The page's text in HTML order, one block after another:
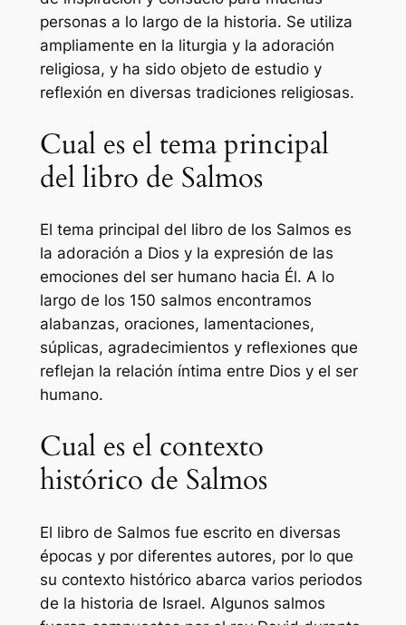
personas a lo largo de la historia. Se utiliza
ampliamente en la liturgia y la adoración
religiosa, y ha sido objeto de estudio y
reflexión en diversas tradiciones religiosas.
Cual es el tema principal
del libro de Salmos
El tema principal del libro de los Salmos es
la adoración a Dios y la expresión de las
emociones del ser humano hacia Él. A lo
largo de los 150 salmos encontramos
alabanzas, oraciones, lamentaciones,
súplicas, agradecimientos y reflexiones que
reflejan la relación íntima entre Dios y el ser
humano.
Cual es el contexto
histórico de Salmos
El libro de Salmos fue escrito en diversas
épocas y por diferentes autores, por lo que
su contexto histórico abarca varios periodos
de la historia de Israel. Algunos salmos